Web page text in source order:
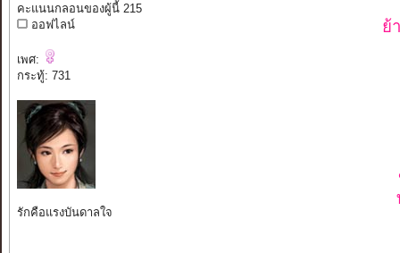
คะแนนกลอนของผู้นี้ 215
ออฟไลน์
เพศ:
กระทู้: 731
รักคือแรงบันดาลใจ
ย้